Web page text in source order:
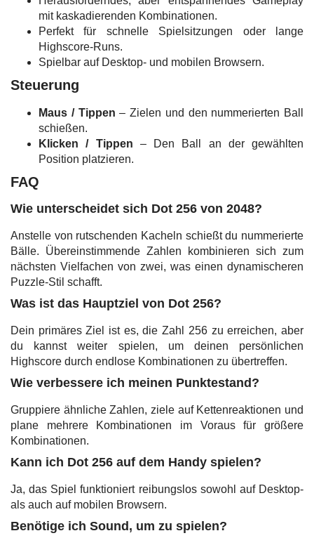
mit kaskadierenden Kombinationen.
Perfekt für schnelle Spielsitzungen oder lange
Highscore-Runs.
Spielbar auf Desktop- und mobilen Browsern.
Steuerung
Maus / Tippen – Zielen und den nummerierten Ball
schießen.
Klicken / Tippen – Den Ball an der gewählten
Position platzieren.
FAQ
Wie unterscheidet sich Dot 256 von 2048?
Anstelle von rutschenden Kacheln schießt du nummerierte
Bälle. Übereinstimmende Zahlen kombinieren sich zum
nächsten Vielfachen von zwei, was einen dynamischeren
Puzzle-Stil schafft.
Was ist das Hauptziel von Dot 256?
Dein primäres Ziel ist es, die Zahl 256 zu erreichen, aber
du kannst weiter spielen, um deinen persönlichen
Highscore durch endlose Kombinationen zu übertreffen.
Wie verbessere ich meinen Punktestand?
Gruppiere ähnliche Zahlen, ziele auf Kettenreaktionen und
plane mehrere Kombinationen im Voraus für größere
Kombinationen.
Kann ich Dot 256 auf dem Handy spielen?
Ja, das Spiel funktioniert reibungslos sowohl auf Desktop-
als auch auf mobilen Browsern.
Benötige ich Sound, um zu spielen?